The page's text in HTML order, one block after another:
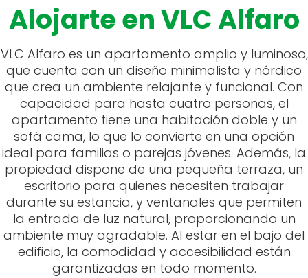
Alojarte en VLC Alfaro
VLC Alfaro es un apartamento amplio y luminoso,
que cuenta con un diseño minimalista y nórdico
que crea un ambiente relajante y funcional. Con
capacidad para hasta cuatro personas, el
apartamento tiene una habitación doble y un
sofá cama, lo que lo convierte en una opción
ideal para familias o parejas jóvenes. Además, la
propiedad dispone de una pequeña terraza, un
escritorio para quienes necesiten trabajar
durante su estancia, y ventanales que permiten
la entrada de luz natural, proporcionando un
ambiente muy agradable. Al estar en el bajo del
edificio, la comodidad y accesibilidad están
garantizadas en todo momento.